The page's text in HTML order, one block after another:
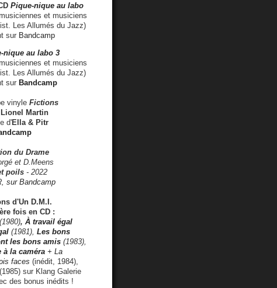
Pique-nique au labo
et musiciens
Les Allumés du Jazz)
sur Bandcamp
nique au labo 3
et musiciens
Les Allumés du Jazz)
sur Bandcamp
vinyle Fictions
Lionel Martin
d'Ella & Pitr
du Drame
et D.Meens
poils - 2022
sur Bandcamp
d'Un D.M.I.
fois en CD :
(1980), À travail égal
(1981), Les bons
les bons amis (1983),
à la caméra + La
faces (inédit, 1984),
(1985) sur Klang Galerie
des bonus inédits !